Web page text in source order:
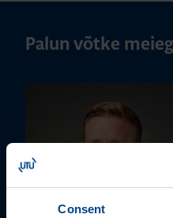
Consent
Palun võtke